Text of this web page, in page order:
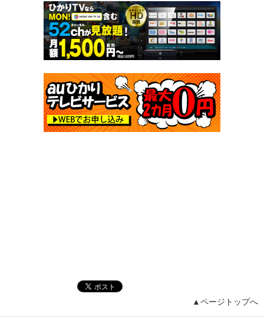
▲ページトップへ